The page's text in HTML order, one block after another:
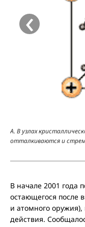
А. В узлах
отталкиваются и
‹
В начале 2001 года
остающегося после
и атомного
действия.